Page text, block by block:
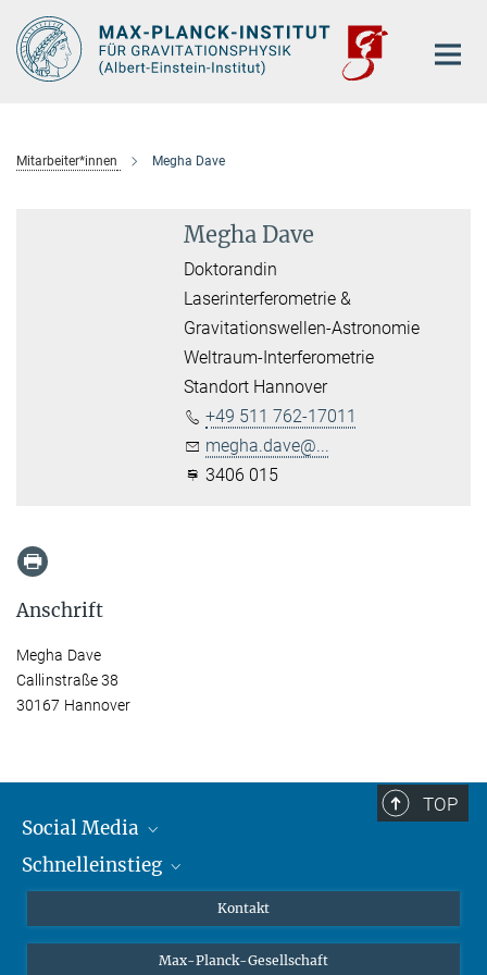
Hauptinhalt
Mitarbeiter*innen Megha Dave
Megha Dave
Doktorandin
Laserinterferometrie &
Gravitationswellen-Astronomie
Weltraum-Interferometrie
Standort Hannover
+49 511 762-17011
megha.dave@...
3406 015
Anschrift
Megha Dave
Callinstraße 38
30167 Hannover
TOP
Social Media
Mastodon
Schnelleinstieg
Studierende
Kontakt
Max-Planck-Gesellschaft